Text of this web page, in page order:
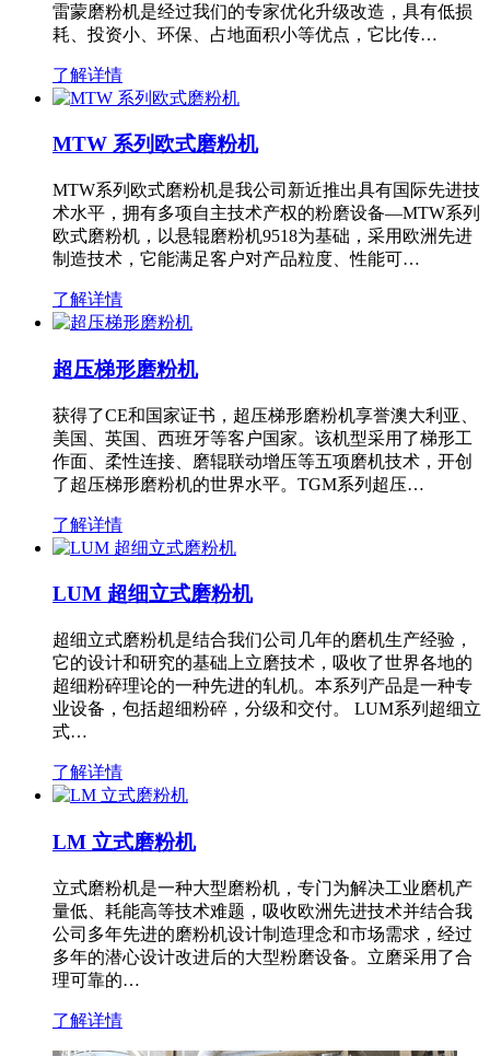
雷蒙磨粉机是经过我们的专家优化升级改造，具有低损
耗、投资小、环保、占地面积小等优点，它比传…
了解详情
MTW 系列欧式磨粉机
MTW系列欧式磨粉机是我公司新近推出具有国际先进技
术水平，拥有多项自主技术产权的粉磨设备—MTW系列
欧式磨粉机，以悬辊磨粉机9518为基础，采用欧洲先进
制造技术，它能满足客户对产品粒度、性能可…
了解详情
超压梯形磨粉机
获得了CE和国家证书，超压梯形磨粉机享誉澳大利亚、
美国、英国、西班牙等客户国家。该机型采用了梯形工
作面、柔性连接、磨辊联动增压等五项磨机技术，开创
了超压梯形磨粉机的世界水平。TGM系列超压…
了解详情
LUM 超细立式磨粉机
超细立式磨粉机是结合我们公司几年的磨机生产经验，
它的设计和研究的基础上立磨技术，吸收了世界各地的
超细粉碎理论的一种先进的轧机。本系列产品是一种专
业设备，包括超细粉碎，分级和交付。 LUM系列超细立
式…
了解详情
LM 立式磨粉机
立式磨粉机是一种大型磨粉机，专门为解决工业磨机产
量低、耗能高等技术难题，吸收欧洲先进技术并结合我
公司多年先进的磨粉机设计制造理念和市场需求，经过
多年的潜心设计改进后的大型粉磨设备。立磨采用了合
理可靠的…
了解详情